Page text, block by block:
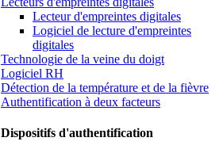
Lecteur d'empreintes digitales
Logiciel de lecture d'empreintes
digitales
Technologie de la veine du doigt
Logiciel RH
Détection de la température et de la fièvre
Authentification à deux facteurs
Dispositifs d'authentification